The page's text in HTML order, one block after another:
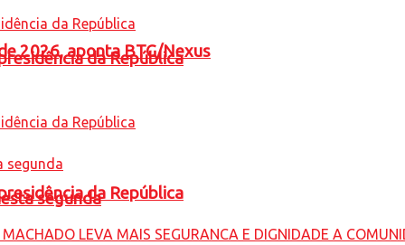
2026, aponta BTG/Nexus
da República
da República
segunda